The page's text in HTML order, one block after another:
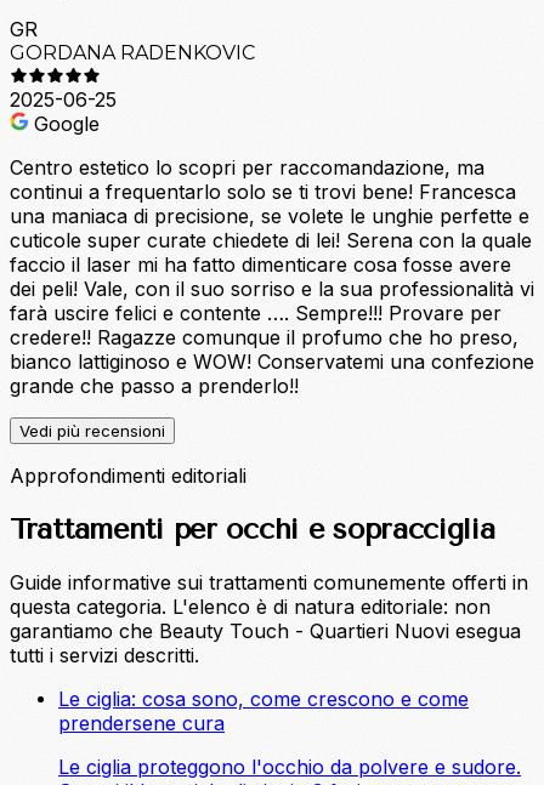
GR
GORDANA RADENKOVIC
2025-06-25
Google
Centro estetico lo scopri per raccomandazione, ma
continui a frequentarlo solo se ti trovi bene! Francesca
una maniaca di precisione, se volete le unghie perfette e
cuticole super curate chiedete di lei! Serena con la quale
faccio il laser mi ha fatto dimenticare cosa fosse avere
dei peli! Vale, con il suo sorriso e la sua professionalità vi
farà uscire felici e contente …. Sempre!!! Provare per
credere!! Ragazze comunque il profumo che ho preso,
bianco lattiginoso e WOW! Conservatemi una confezione
grande che passo a prenderlo!!
Vedi più recensioni
Approfondimenti editoriali
Trattamenti per occhi e sopracciglia
Guide informative sui trattamenti comunemente offerti in
questa categoria. L'elenco è di natura editoriale: non
garantiamo che Beauty Touch - Quartieri Nuovi esegua
tutti i servizi descritti.
Le ciglia: cosa sono, come crescono e come
prendersene cura
Le ciglia proteggono l'occhio da polvere e sudore.